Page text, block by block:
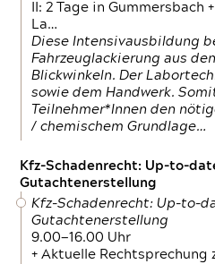
II: 2 Tage in Gummersbach
La…
Diese Intensivausbildung
Fahrzeuglackierung aus
Blickwinkeln. Der
sowie dem Handwerk.
Teilnehmer*Innen den
/ chemischem Grundlage…
Kfz-Schadenrecht: Up-to-
Gutachtenerstellung
Kfz-Schadenrecht: Up-to-
Gutachtenerstellung
9.00—16.00 Uhr
+ Aktuelle Rechtsprechung